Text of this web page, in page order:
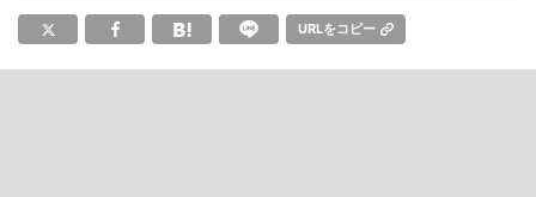
URLをコピー